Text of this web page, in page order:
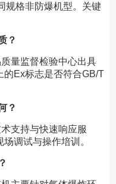
规格非防爆机型。关键
？
量监督检验中心出具
的Ex标志是否符合GB/T
？
支持与快速响应服
调试与操作培训。